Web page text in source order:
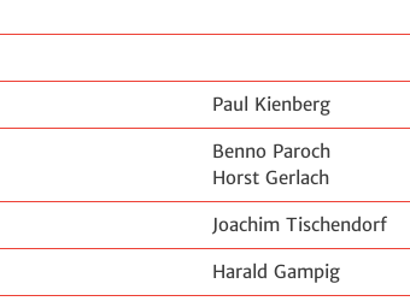
Paul Kienberg
Benno Paroch
Horst Gerlach
Joachim Tischendorf
Harald Gampig